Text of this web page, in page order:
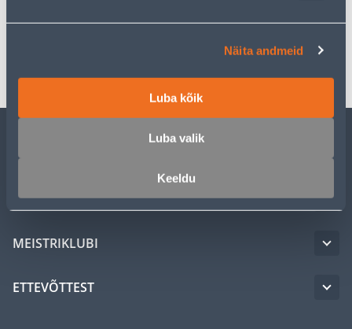
Näita andmeid
Luba kõik
Luba valik
Keeldu
KLIENDITEENINDUS
TEENUSED
MEISTRIKLUBI
ETTEVÕTTEST